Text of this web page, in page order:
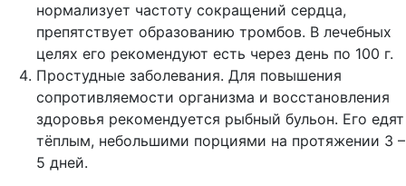
нормализует частоту сокращений сердца,
препятствует образованию тромбов. В лечебных
целях его рекомендуют есть через день по 100 г.
Простудные заболевания. Для повышения
сопротивляемости организма и восстановления
здоровья рекомендуется рыбный бульон. Его едят
тёплым, небольшими порциями на протяжении 3 –
5 дней.